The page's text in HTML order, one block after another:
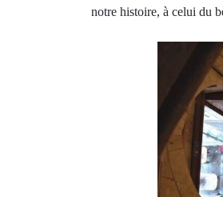
notre histoire, à celui du